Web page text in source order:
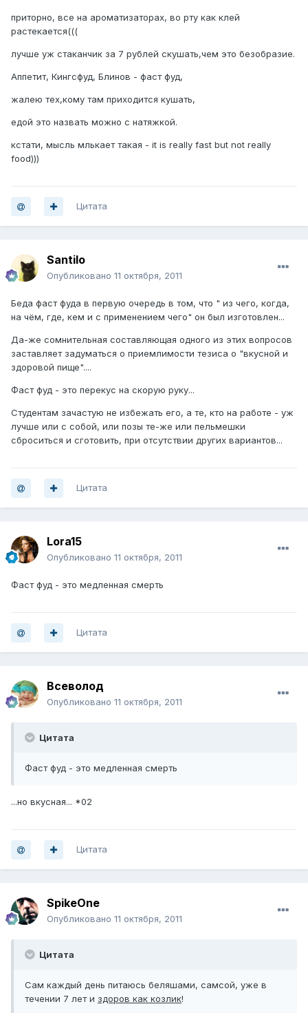
приторно, все на ароматизаторах, во рту как клей
растекается(((
лучше уж стаканчик за 7 рублей скушать,чем это безобразие.
Аппетит, Кингсфуд, Блинов - фаст фуд,
жалею тех,кому там приходится кушать,
едой это назвать можно с натяжкой.
кстати, мысль млькает такая - it is really fast but not really
food)))
Цитата
Santilo
Опубликовано 11 октября, 2011
Беда фаст фуда в первую очередь в том, что " из чего, когда,
на чём, где, кем и с применением чего" он был изготовлен...
Да-же сомнительная составляющая одного из этих вопросов
заставляет задуматься о приемлимости тезиса о "вкусной и
здоровой пище"....
Фаст фуд - это перекус на скорую руку...
Студентам зачастую не избежать его, а те, кто на работе - уж
лучше или с собой, или позы те-же или пельмешки
сброситься и сготовить, при отсутствии других вариантов...
Цитата
Lora15
Опубликовано 11 октября, 2011
Фаст фуд - это медленная смерть
Цитата
Всеволод
Опубликовано 11 октября, 2011
Цитата
Фаст фуд - это медленная смерть
...но вкусная... *02
Цитата
SpikeOne
Опубликовано 11 октября, 2011
Цитата
Сам каждый день питаюсь беляшами, самсой, уже в
течении 7 лет и здоров как козлик!